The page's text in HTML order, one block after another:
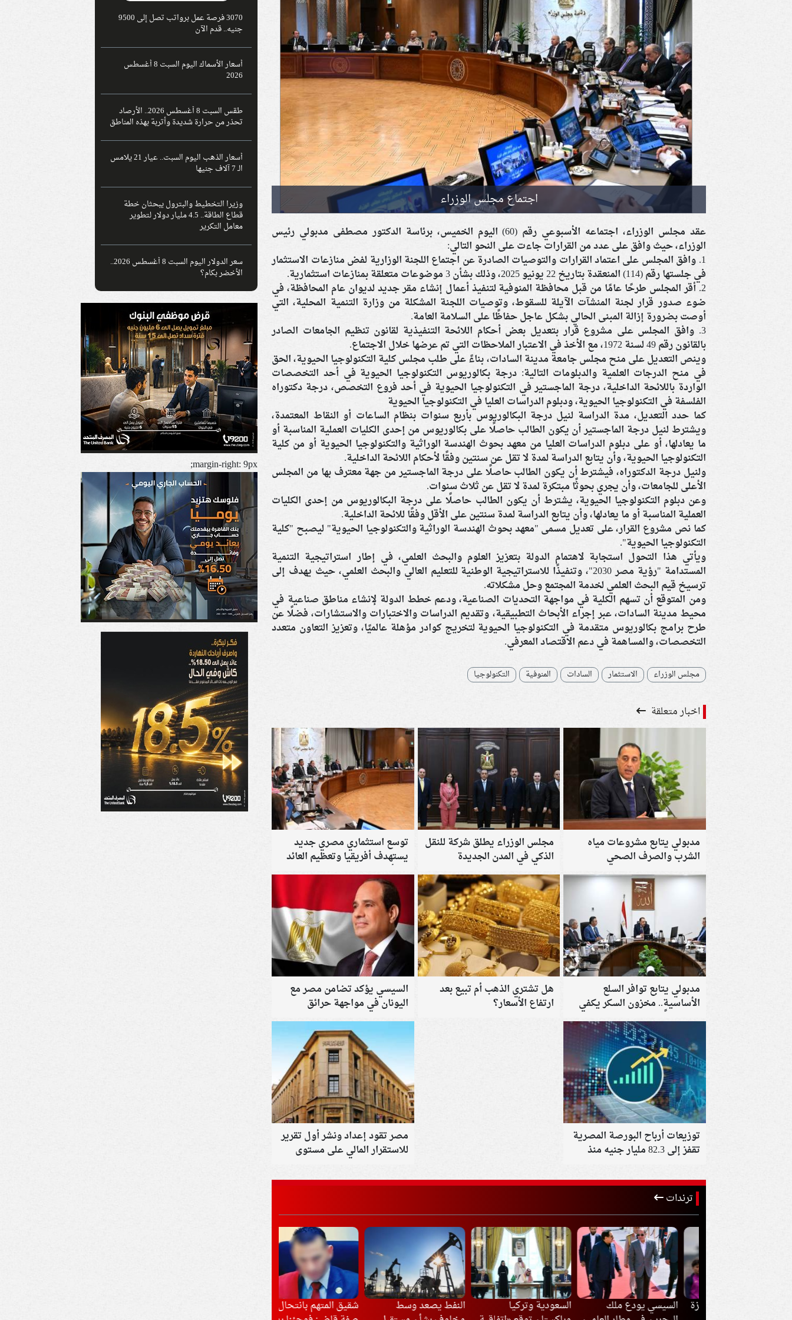
اجتماع مجلس الوزراء
عقد مجلس الوزراء، اجتماعه الأسبوعي رقم (60) اليوم الخميس، برئاسة الدكتور مصطفى مدبولي رئيس
الوزراء، حيث وافق على عدد من القرارات جاءت على النحو التالي:
1. وافق المجلس على اعتماد القرارات والتوصيات الصادرة عن اجتماع اللجنة الوزارية لفض منازعات الاستثمار
في جلستها رقم (114) المنعقدة بتاريخ 22 يونيو 2025، وذلك بشأن 3 موضوعات متعلقة بمنازعات استثمارية.
2. أقر المجلس طرحًا عامًا من قبل محافظة المنوفية لتنفيذ أعمال إنشاء مقر جديد لديوان عام المحافظة، في
ضوء صدور قرار لجنة المنشآت الآيلة للسقوط، وتوصيات اللجنة المشكلة من وزارة التنمية المحلية، التي
أوصت بضرورة إزالة المبنى الحالي بشكل عاجل حفاظًا على السلامة العامة.
3. وافق المجلس على مشروع قرار بتعديل بعض أحكام اللائحة التنفيذية لقانون تنظيم الجامعات الصادر
بالقانون رقم 49 لسنة 1972، مع الأخذ في الاعتبار الملاحظات التي تم عرضها خلال الاجتماع.
وينص التعديل على منح مجلس جامعة مدينة السادات، بناءً على طلب مجلس كلية التكنولوجيا الحيوية، الحق
في منح الدرجات العلمية والدبلومات التالية: درجة بكالوريوس التكنولوجيا الحيوية في أحد التخصصات
الواردة باللائحة الداخلية، درجة الماجستير في التكنولوجيا الحيوية في أحد فروع التخصص، درجة دكتوراه
الفلسفة في التكنولوجيا الحيوية، ودبلوم الدراسات العليا في التكنولوجيا الحيوية
كما حدد التعديل، مدة الدراسة لنيل درجة البكالوريوس بأربع سنوات بنظام الساعات أو النقاط المعتمدة،
ويشترط لنيل درجة الماجستير أن يكون الطالب حاصلًا على بكالوريوس من إحدى الكليات العملية المناسبة أو
ما يعادلها، أو على دبلوم الدراسات العليا من معهد بحوث الهندسة الوراثية والتكنولوجيا الحيوية أو من كلية
التكنولوجيا الحيوية، وأن يتابع الدراسة لمدة لا تقل عن سنتين وفقًا لأحكام اللائحة الداخلية.
ولنيل درجة الدكتوراه، فيشترط أن يكون الطالب حاصلًا على درجة الماجستير من جهة معترف بها من المجلس
الأعلى للجامعات، وأن يجري بحوثًا مبتكرة لمدة لا تقل عن ثلاث سنوات.
وعن دبلوم التكنولوجيا الحيوية، يشترط أن يكون الطالب حاصلًا على درجة البكالوريوس من إحدى الكليات
العملية المناسبة أو ما يعادلها، وأن يتابع الدراسة لمدة سنتين على الأقل وفقًا للائحة الداخلية.
كما نص مشروع القرار، على تعديل مسمى "معهد بحوث الهندسة الوراثية والتكنولوجيا الحيوية" ليصبح "كلية
التكنولوجيا الحيوية".
ويأتي هذا التحول استجابة لاهتمام الدولة بتعزيز العلوم والبحث العلمي، في إطار استراتيجية التنمية
المستدامة "رؤية مصر 2030"، وتنفيذًا للاستراتيجية الوطنية للتعليم العالي والبحث العلمي، حيث يهدف إلى
ترسيخ قيم البحث العلمي لخدمة المجتمع وحل مشكلاته.
ومن المتوقع أن تسهم الكلية في مواجهة التحديات الصناعية، ودعم خطط الدولة لإنشاء مناطق صناعية في
محيط مدينة السادات، عبر إجراء الأبحاث التطبيقية، وتقديم الدراسات والاختبارات والاستشارات، فضلًا عن
طرح برامج بكالوريوس متقدمة في التكنولوجيا الحيوية لتخريج كوادر مؤهلة عالميًا، وتعزيز التعاون متعدد
التخصصات، والمساهمة في دعم الاقتصاد المعرفي.
مجلس الوزراء الاستثمار السادات المنوفية التكنولوجيا
اخبار متعلقة
مدبولي يتابع مشروعات مياه
الشرب والصرف الصحي
مجلس الوزراء يطلق شركة للنقل
الذكي في المدن الجديدة
توسع استثماري مصري جديد
يستهدف أفريقيا وتعظيم العائد
من أصول الدولة
مدبولي يتابع توافر السلع
الأساسية.. مخزون السكر يكفي
عامًا كاملًا وتشديد الرقابة على
هل تشتري الذهب أم تبيع بعد
ارتفاع الأسعار؟
السيسي يؤكد تضامن مصر مع
اليونان في مواجهة حرائق
الغابات ويبحث تعزيز التعاون
توزيعات أرباح البورصة المصرية
تقفز إلى 82.3 مليار جنيه منذ
مصر تقود إعداد ونشر أول تقرير
للاستقرار المالي على مستوى
ترندات
السيسي يودع ملك
السعودية وتركيا
النفط يصعد وسط
شقيق المتهم بانتحال
3070 فرصة عمل برواتب تصل إلى 9500
جنيه.. قدم الآن
أسعار الأسماك اليوم السبت 8 أغسطس
2026
طقس السبت 8 أغسطس 2026.. الأرصاد
تحذر من حرارة شديدة وأتربة بهذه المناطق
أسعار الذهب اليوم السبت.. عيار 21 يلامس
الـ 7 آلاف جنيها
وزيرا التخطيط والبترول يبحثان خطة
قطاع الطاقة.. 4.5 مليار دولار لتطوير
معامل التكرير
سعر الدولار اليوم السبت 8 أغسطس 2026..
الأخضر بكام؟
margin-right: 9px;